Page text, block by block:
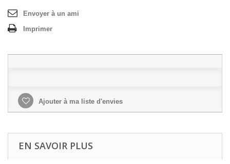
Envoyer à un ami
Imprimer
Ajouter à ma liste d'envies
EN SAVOIR PLUS